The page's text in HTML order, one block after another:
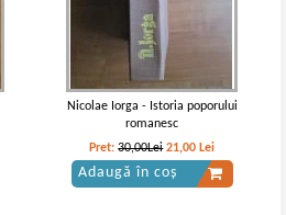
Nicolae Iorga - Istoria poporului
romanesc
Pret:30,00Lei 21,00 Lei
Adaugă în coș